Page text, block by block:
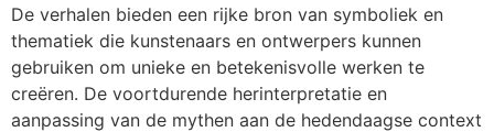
De verhalen bieden een rijke bron van symboliek en
thematiek die kunstenaars en ontwerpers kunnen
gebruiken om unieke en betekenisvolle werken te
creëren. De voortdurende herinterpretatie en
aanpassing van de mythen aan de hedendaagse context